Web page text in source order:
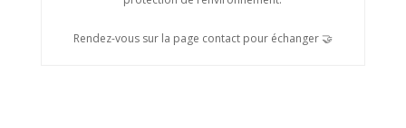
Rendez-vous sur la page contact pour échanger 🤝